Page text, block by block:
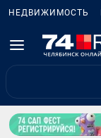
НЕДВИЖИМОСТЬ